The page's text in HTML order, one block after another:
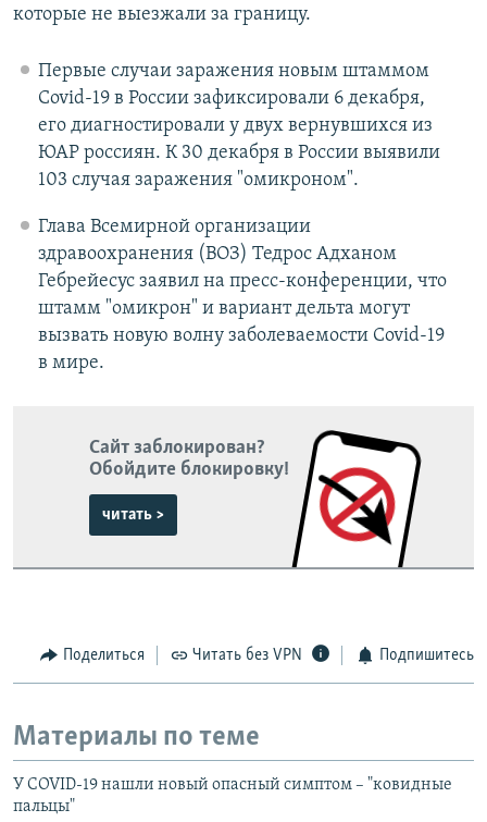
которые не выезжали за границу.
Первые случаи заражения новым штаммом
Covid-19 в России зафиксировали 6 декабря,
его диагностировали у двух вернувшихся из
ЮАР россиян. К 30 декабря в России выявили
103 случая заражения "омикроном".
Глава Всемирной организации
здравоохранения (ВОЗ) Тедрос Адханом
Гебрейесус заявил на пресс-конференции, что
штамм "омикрон" и вариант дельта могут
вызвать новую волну заболеваемости Covid-19
в мире.
Сайт заблокирован?
Обойдите блокировку!
читать >
Поделиться Читать без VPN Подпишитесь
Материалы по теме
У COVID-19 нашли новый опасный симптом – "ковидные
пальцы"